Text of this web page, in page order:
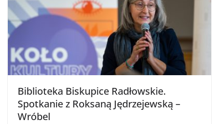
Biblioteka Biskupice Radłowskie.
Spotkanie z Roksaną Jędrzejewską –
Wróbel